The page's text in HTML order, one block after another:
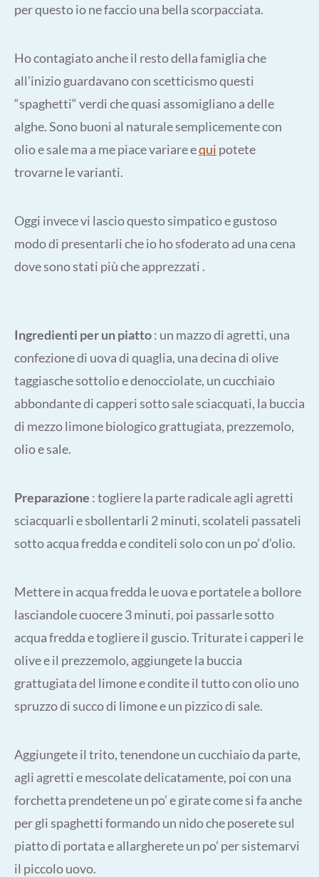
per questo io ne faccio una bella scorpacciata.
Ho contagiato anche il resto della famiglia che
all’inizio guardavano con scetticismo questi
“spaghetti“ verdi che quasi assomigliano a delle
alghe. Sono buoni al naturale semplicemente con
olio e sale ma a me piace variare equi potete
trovarne le varianti.
Oggi invece vi lascio questo simpatico e gustoso
modo di presentarli che io ho sfoderato ad una cena
dove sono stati più che apprezzati .
Ingredienti per un piatto: un mazzo di agretti, una
confezione di uova di quaglia, una decina di olive
taggiasche sottolio e denocciolate, un cucchiaio
abbondante di capperi sotto sale sciacquati, la buccia
di mezzo limone biologico grattugiata, prezzemolo,
olio e sale.
Preparazione : togliere la parte radicale agli agretti
sciacquarli e sbollentarli 2 minuti, scolateli passateli
sotto acqua fredda e conditeli solo con un po’ d’olio.
Mettere in acqua fredda le uova e portatele a bollore
lasciandole cuocere 3 minuti, poi passarle sotto
acqua fredda e togliere il guscio. Triturate i capperi le
olive e il prezzemolo, aggiungete la buccia
grattugiata del limone e condite il tutto con olio uno
spruzzo di succo di limone e un pizzico di sale.
Aggiungete il trito, tenendone un cucchiaio da parte,
agli agretti e mescolate delicatamente, poi con una
forchetta prendetene un po’ e girate come si fa anche
per gli spaghetti formando un nido che poserete sul
piatto di portata e allargherete un po’ per sistemarvi
il piccolo uovo.